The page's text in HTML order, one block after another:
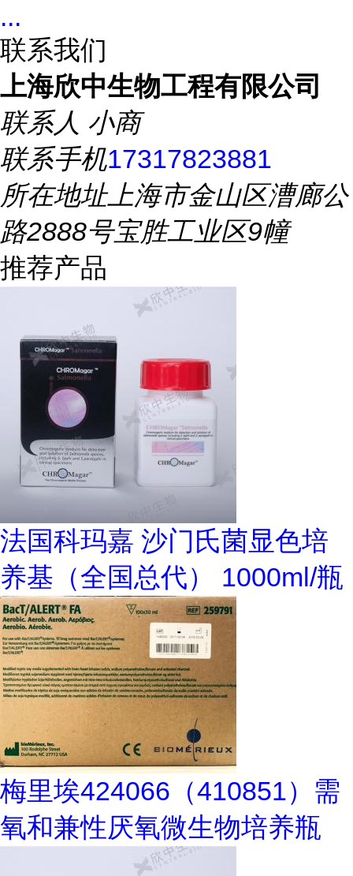
...
联系我们
上海欣中生物工程有限公司
联系人 小商
联系手机17317823881
所在地址上海市金山区漕廊公
路2888号宝胜工业区9幢
推荐产品
法国科玛嘉 沙门氏菌显色培
养基（全国总代） 1000ml/瓶
梅里埃424066（410851）需
氧和兼性厌氧微生物培养瓶